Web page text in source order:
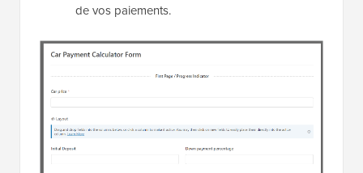
de vos paiements.